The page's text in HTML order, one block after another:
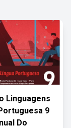
Linguagens
9
Do